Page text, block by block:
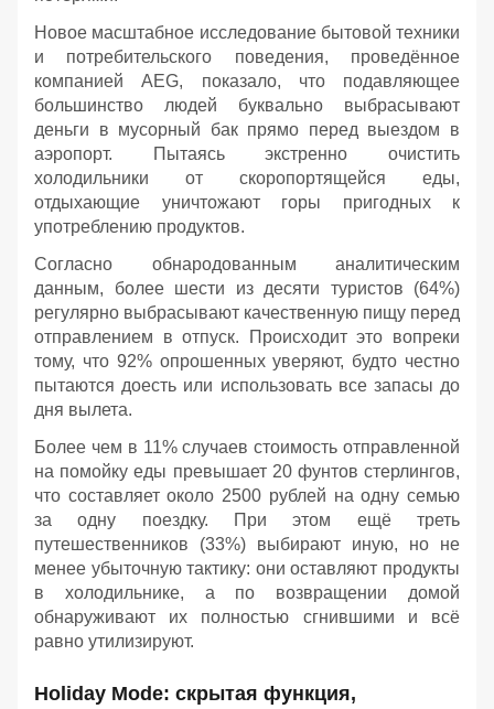
Новое масштабное исследование бытовой техники
и потребительского поведения, проведённое
компанией AEG, показало, что подавляющее
большинство людей буквально выбрасывают
деньги в мусорный бак прямо перед выездом в
аэропорт. Пытаясь экстренно очистить
холодильники от скоропортящейся еды,
отдыхающие уничтожают горы пригодных к
употреблению продуктов.
Согласно обнародованным аналитическим
данным, более шести из десяти туристов (64%)
регулярно выбрасывают качественную пищу перед
отправлением в отпуск. Происходит это вопреки
тому, что 92% опрошенных уверяют, будто честно
пытаются доесть или использовать все запасы до
дня вылета.
Более чем в 11% случаев стоимость отправленной
на помойку еды превышает 20 фунтов стерлингов,
что составляет около 2500 рублей на одну семью
за одну поездку. При этом ещё треть
путешественников (33%) выбирают иную, но не
менее убыточную тактику: они оставляют продукты
в холодильнике, а по возвращении домой
обнаруживают их полностью сгнившими и всё
равно утилизируют.
Holiday Mode: скрытая функция,